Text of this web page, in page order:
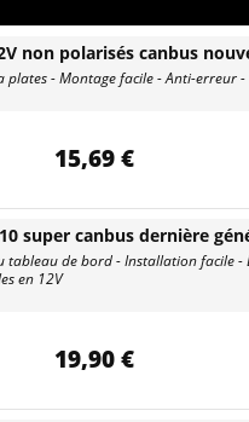
non polarisés canbus
plates - Montage facile - Anti-erreur
15,69 €
super canbus dernière
tableau de bord - Installation facile -
en 12V
19,90 €